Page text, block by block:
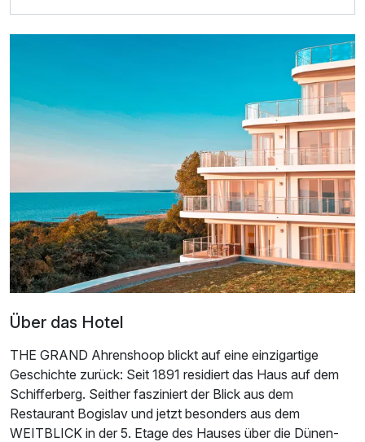
Doppelzimmer Komfort
2 Erwachsene und 1 Kind
Über das Hotel
THE GRAND Ahrenshoop blickt auf eine einzigartige
Geschichte zurück: Seit 1891 residiert das Haus auf dem
Schifferberg. Seither fasziniert der Blick aus dem
Restaurant Bogislav und jetzt besonders aus dem
WEITBLICK in der 5. Etage des Hauses über die Dünen-